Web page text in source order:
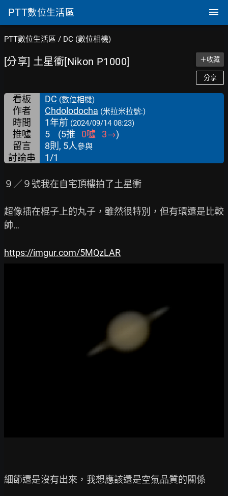
PTT數位生活區
PTT數位生活區 / DC (數位相機)
[分享] 土星衝[Nikon P1000] ＋收藏
分享
看板 DC (數位相機)
作者 Chdolodocha (米拉米拉號:)
時間 1年前 (2024/09/14 08:23)
推噓 5 (5推 0噓 3→)
留言
8則, 5人參與
討論串 1/1
９／９號我在自宅頂樓拍了土星衝
超像插在棍子上的丸子，雖然很特別，但有環還是比較
帥…
https://imgur.com/5MQzLAR
細節還是沒有出來，我想應該還是空氣品質的關係